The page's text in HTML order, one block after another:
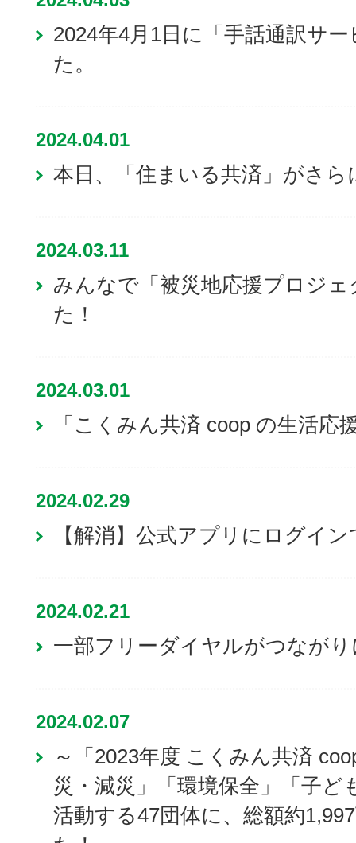
2024年4月1日に「手話通訳サ
た。
2024.04.01
本日、「住まいる共済」がさら
2024.03.11
みんなで「被災地応援プロジ
た！
2024.03.01
「こくみん共済 coop の生活
2024.02.29
【解消】公式アプリにログイ
2024.02.21
一部フリーダイヤルがつなが
2024.02.07
～「2023年度 こくみん共済
災・減災」「環境保全」「子
活動する47団体に、総額約